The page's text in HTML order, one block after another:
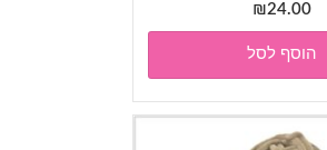
₪24.00
הוסף לסל